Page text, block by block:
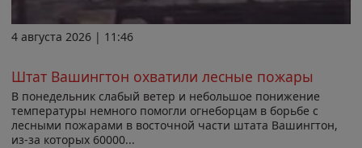
4 августа 2026 | 11:46
Штат Вашингтон охватили лесные пожары
В понедельник слабый ветер и небольшое понижение
температуры немного помогли огнеборцам в борьбе с
лесными пожарами в восточной части штата Вашингтон,
из-за которых 60000...